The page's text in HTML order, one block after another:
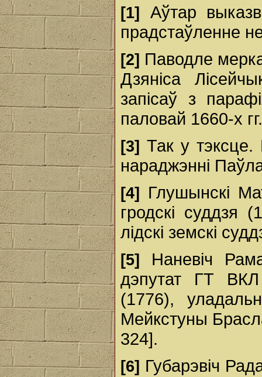
[1]
Аўтар
прадстаўленне
[2] Паводле
Дзяніса
запісаў з
паловай 1660-х
[3] Так у
нараджэнні
[4]
Глушынскі
гродскі суддзя
лідскі земскі
[5]
Наневіч
дэпутат ГТ ВКЛ
(1776),
Мейкстуны
324].
[6] Губарэвіч